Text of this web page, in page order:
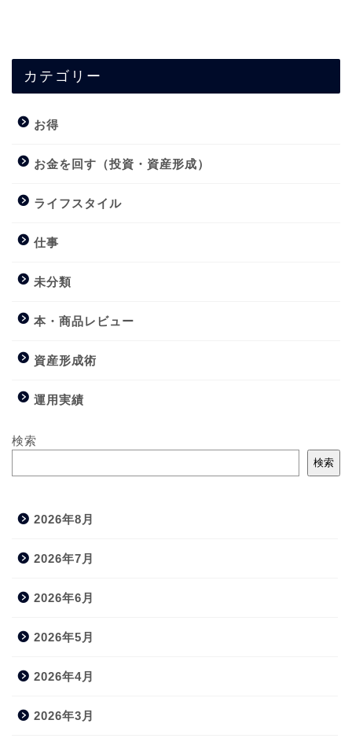
カテゴリー
お得
お金を回す（投資・資産形成）
ライフスタイル
仕事
未分類
本・商品レビュー
資産形成術
運用実績
検索
検索
2026年8月
2026年7月
2026年6月
2026年5月
2026年4月
2026年3月